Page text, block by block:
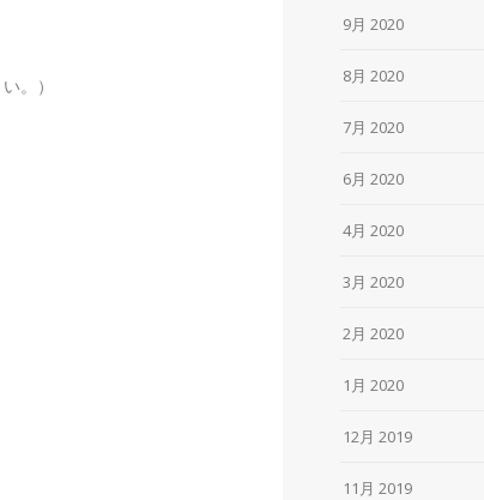
。）
9月 2020
8月 2020
7月 2020
6月 2020
4月 2020
3月 2020
2月 2020
1月 2020
12月 2019
11月 2019